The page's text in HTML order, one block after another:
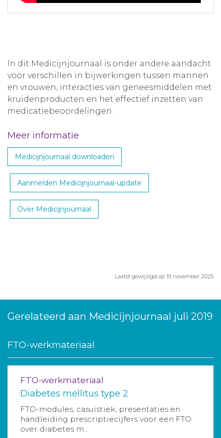
In dit Medicijnjournaal is onder andere aandacht
voor verschillen in bijwerkingen tussen mannen
en vrouwen, interacties van geneesmiddelen met
kruidenproducten en het effectief inzetten van
medicatiebeoordelingen.
Meer informatie
Medicijnjournaal downloaden
Aanmelden Medicijnjournaal-update
Over Medicijnjournaal
Laatst gewijzigd op 19 november 2025
Gerelateerd aan Medicijnjournaal juli 2019
FTO-werkmateriaal
FTO-werkmateriaal
Diabetes mellitus type 2
FTO-modules, casuïstiek, presentaties en
handleiding prescriptiecijfers voor een FTO
over diabetes m...